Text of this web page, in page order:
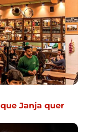
Janja quer